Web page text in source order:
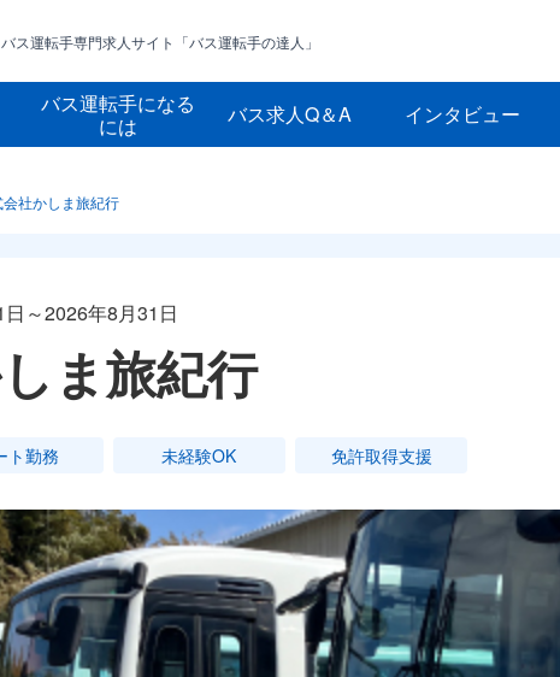
バス運転手専門求人サイト 「バス運転手の達人」
バス運転手になる
には
バス求人Q＆A インタビュー
会社かしま旅紀行
～2026年8月31日
ま旅紀行
ト勤務 未経験OK 免許取得支援